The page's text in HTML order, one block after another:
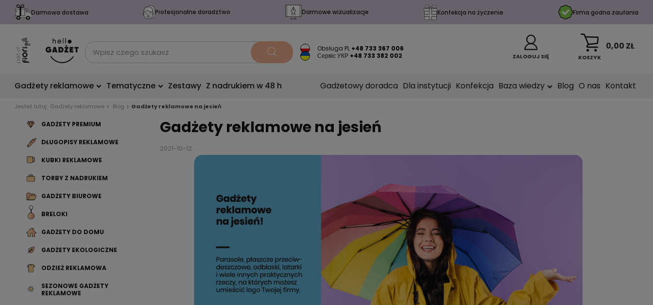
Darmowa dostawa Profesjonalne doradztwo Darmowe wizualizacje Konfekcja na życzenie Firma godna zaufania
Obsługa PL +48 733 367 006
Сервіс УКР +48 733 382 002 ZALOGUJ SIĘ KOSZYK
0,00 ZŁ
Gadżety reklamowe Tematyczne Zestawy Z nadrukiem w 48 h Gadżetowy doradca Dla instytucji Konfekcja Baza wiedzy Blog O nas Kontakt
Jesteś tutaj: Gadżety reklamowe Blog Gadżety reklamowe na jesień
GADŻETY PREMIUM
DŁUGOPISY REKLAMOWE
KUBKI REKLAMOWE
TORBY Z NADRUKIEM
GADŻETY BIUROWE
BRELOKI
GADŻETY DO DOMU
GADŻETY EKOLOGICZNE
ODZIEŻ REKLAMOWA
SEZONOWE GADŻETY
REKLAMOWE
Gadżety reklamowe na jesień
2021-10-12